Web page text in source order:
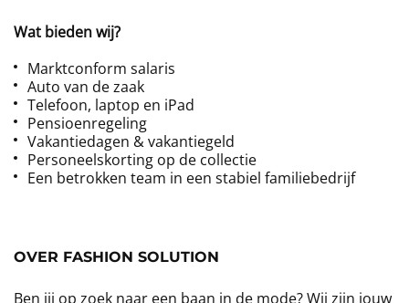
Wat bieden wij?
Marktconform salaris
Auto van de zaak
Telefoon, laptop en iPad
Pensioenregeling
Vakantiedagen & vakantiegeld
Personeelskorting op de collectie
Een betrokken team in een stabiel familiebedrijf
OVER FASHION SOLUTION
Ben jij op zoek naar een baan in de mode? Wij zijn jouw